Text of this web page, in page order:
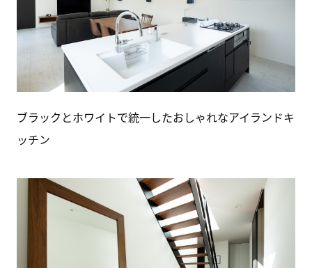
ブラックとホワイトで統一したおしゃれなアイランドキ
ッチン